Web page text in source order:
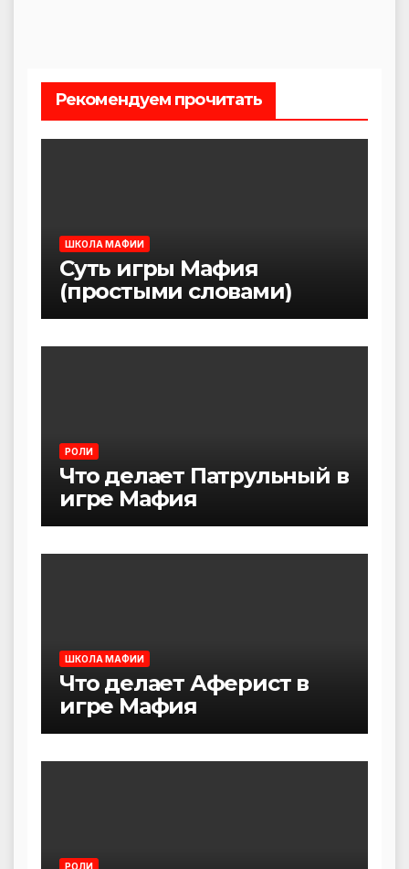
Рекомендуем прочитать
ШКОЛА МАФИИ
Суть игры Мафия
(простыми словами)
РОЛИ
Что делает Патрульный в
игре Мафия
ШКОЛА МАФИИ
Что делает Аферист в
игре Мафия
РОЛИ